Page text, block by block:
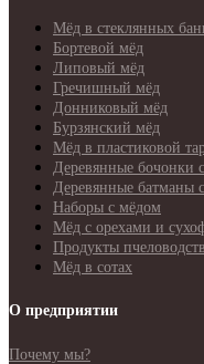
Мёд в стеклянных
Бортевой мёд
Липовый мёд
Гречишный мёд
Донниковый мёд
Бурзянский мёд
Мёд в пластиковой
Деревянные бочонки
Деревянные батманы
Наборы с мёдом
Мёд с орехами и
Продукты
Мёд в сотах
О предприятии
Почему мы?